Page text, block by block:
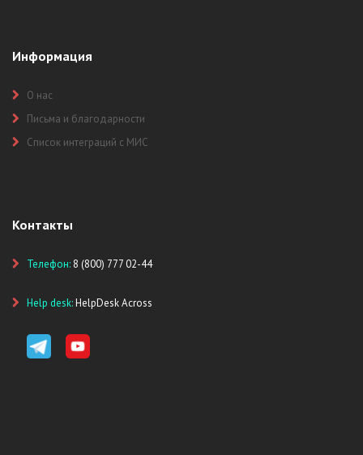
Информация
О нас
Письма и благодарности
Список интеграций с МИС
Контакты
Телефон: 8 (800) 777 02-44
Help desk:HelpDesk Across